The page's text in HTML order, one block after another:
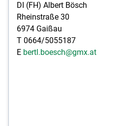
DI (FH) Albert Bösch
Rheinstraße 30
6974 Gaißau
T 0664/5055187
E bertl.boesch@gmx.at